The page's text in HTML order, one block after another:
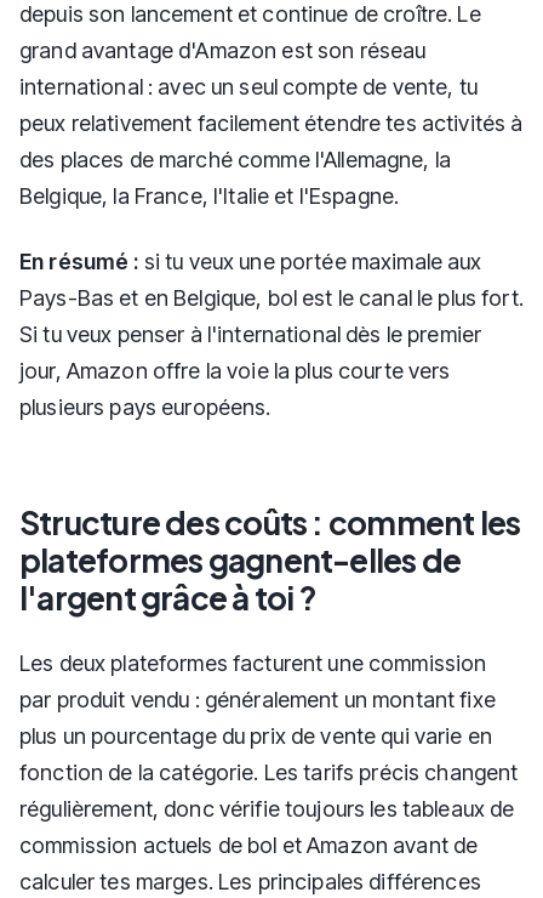
depuis son lancement et continue de croître. Le
grand avantage d'Amazon est son réseau
international : avec un seul compte de vente, tu
peux relativement facilement étendre tes activités à
des places de marché comme l'Allemagne, la
Belgique, la France, l'Italie et l'Espagne.
En résumé : si tu veux une portée maximale aux
Pays-Bas et en Belgique, bol est le canal le plus fort.
Si tu veux penser à l'international dès le premier
jour, Amazon offre la voie la plus courte vers
plusieurs pays européens.
Structure des coûts : comment les
plateformes gagnent-elles de
l'argent grâce à toi ?
Les deux plateformes facturent une commission
par produit vendu : généralement un montant fixe
plus un pourcentage du prix de vente qui varie en
fonction de la catégorie. Les tarifs précis changent
régulièrement, donc vérifie toujours les tableaux de
commission actuels de bol et Amazon avant de
calculer tes marges. Les principales différences